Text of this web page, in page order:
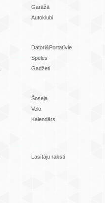
Garāžā
Autoklubi
Datori&Portatīvie
Spēles
Gadžeti
Šoseja
Velo
Kalendārs
Lasītāju raksti